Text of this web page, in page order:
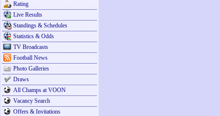
Rating
Live Results
Standings & Schedules
Statistics & Odds
TV Broadcasts
Football News
Photo Galleries
Draws
All Champs at VOON
Vacancy Search
Offers & Invitations